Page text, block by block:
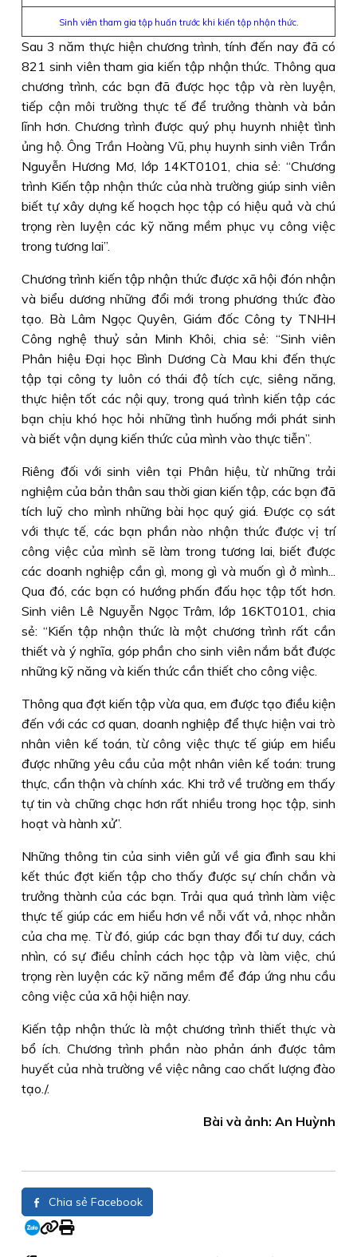
Sinh viên tham gia tập huấn trước khi kiến tập nhận thức.
Sau 3 năm thực hiện chương trình, tính đến nay đã có
821 sinh viên tham gia kiến tập nhận thức. Thông qua
chương trình, các bạn đã được học tập và rèn luyện,
tiếp cận môi trường thực tế để trưởng thành và bản
lĩnh hơn. Chương trình được quý phụ huynh nhiệt tình
ủng hộ. Ông Trần Hoàng Vũ, phụ huynh sinh viên Trần
Nguyễn Hương Mơ, lớp 14KT0101, chia sẻ: “Chương
trình Kiến tập nhận thức của nhà trường giúp sinh viên
biết tự xây dựng kế hoạch học tập có hiệu quả và chú
trọng rèn luyện các kỹ năng mềm phục vụ công việc
trong tương lai”.
Chương trình kiến tập nhận thức được xã hội đón nhận
và biểu dương những đổi mới trong phương thức đào
tạo. Bà Lâm Ngọc Quyên, Giám đốc Công ty TNHH
Công nghệ thuỷ sản Minh Khôi, chia sẻ: “Sinh viên
Phân hiệu Ðại học Bình Dương Cà Mau khi đến thực
tập tại công ty luôn có thái độ tích cực, siêng năng,
thực hiện tốt các nội quy, trong quá trình kiến tập các
bạn chịu khó học hỏi những tình huống mới phát sinh
và biết vận dụng kiến thức của mình vào thực tiễn”.
Riêng đối với sinh viên tại Phân hiệu, từ những trải
nghiệm của bản thân sau thời gian kiến tập, các bạn đã
tích luỹ cho mình những bài học quý giá. Ðược cọ sát
với thực tế, các bạn phần nào nhận thức được vị trí
công việc của mình sẽ làm trong tương lai, biết được
các doanh nghiệp cần gì, mong gì và muốn gì ở mình...
Qua đó, các bạn có hướng phấn đấu học tập tốt hơn.
Sinh viên Lê Nguyễn Ngọc Trâm, lớp 16KT0101, chia
sẻ: “Kiến tập nhận thức là một chương trình rất cần
thiết và ý nghĩa, góp phần cho sinh viên nắm bắt được
những kỹ năng và kiến thức cần thiết cho công việc.
Thông qua đợt kiến tập vừa qua, em được tạo điều kiện
đến với các cơ quan, doanh nghiệp để thực hiện vai trò
nhân viên kế toán, từ công việc thực tế giúp em hiểu
được những yêu cầu của một nhân viên kế toán: trung
thực, cẩn thận và chính xác. Khi trở về trường em thấy
tự tin và chững chạc hơn rất nhiều trong học tập, sinh
hoạt và hành xử”.
Những thông tin của sinh viên gửi về gia đình sau khi
kết thúc đợt kiến tập cho thấy được sự chín chắn và
trưởng thành của các bạn. Trải qua quá trình làm việc
thực tế giúp các em hiểu hơn về nỗi vất vả, nhọc nhằn
của cha mẹ. Từ đó, giúp các bạn thay đổi tư duy, cách
nhìn, có sự điều chỉnh cách học tập và làm việc, chú
trọng rèn luyện các kỹ năng mềm để đáp ứng nhu cầu
công việc của xã hội hiện nay.
Kiến tập nhận thức là một chương trình thiết thực và
bổ ích. Chương trình phần nào phản ánh được tâm
huyết của nhà trường về việc nâng cao chất lượng đào
tạo./.
Bài và ảnh: An Huỳnh
Chia sẻ Facebook